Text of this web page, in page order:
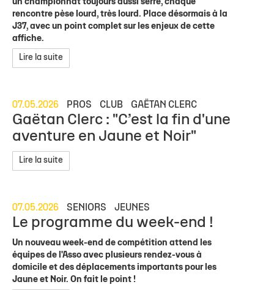
un championnat toujours aussi serré, chaque
rencontre pèse lourd, très lourd. Place désormais à la
J37, avec un point complet sur les enjeux de cette
affiche.
Lire la suite
07.05.2026 PROS CLUB GAËTAN CLERC
Gaëtan Clerc : "C’est la fin d'une
aventure en Jaune et Noir"
Lire la suite
07.05.2026 SENIORS JEUNES
Le programme du week-end !
Un nouveau week-end de compétition attend les
équipes de l'Asso avec plusieurs rendez-vous à
domicile et des déplacements importants pour les
Jaune et Noir. On fait le point !